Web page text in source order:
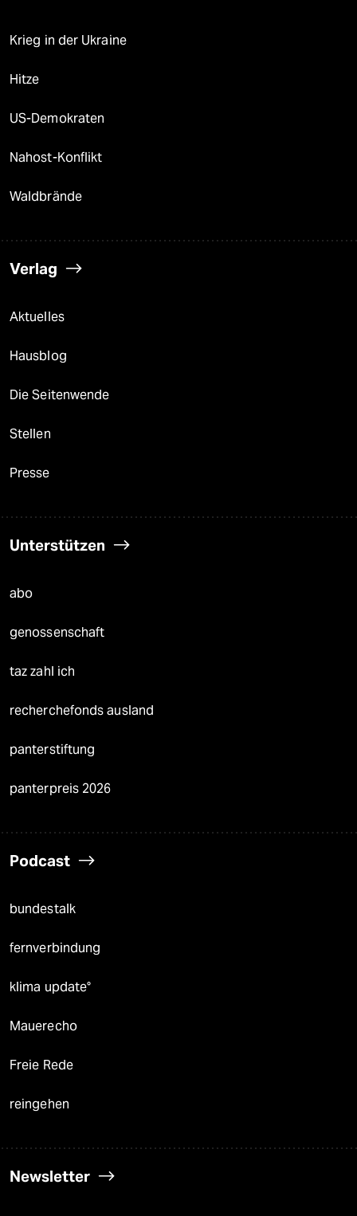
Krieg in der Ukraine
Hitze
US-Demokraten
Nahost-Konflikt
Waldbrände
Verlag
Aktuelles
Hausblog
Die Seitenwende
Stellen
Presse
Unterstützen
abo
genossenschaft
taz zahl ich
recherchefonds ausland
panterstiftung
panterpreis 2026
Podcast
bundestalk
fernverbindung
klima update°
Mauerecho
Freie Rede
reingehen
Newsletter